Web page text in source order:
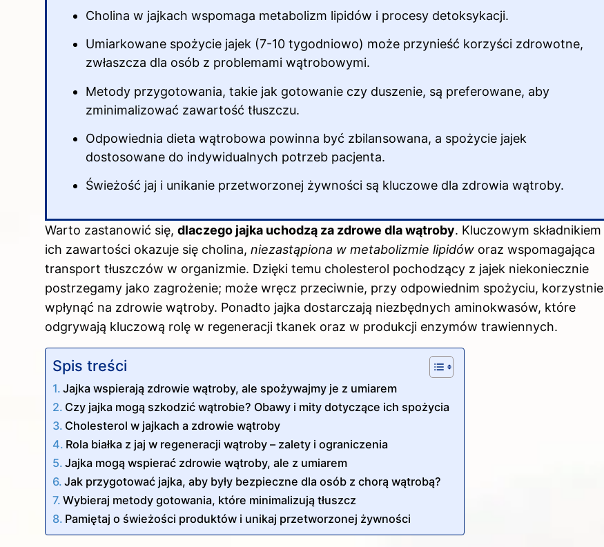
Cholina w jajkach wspomaga metabolizm lipidów i procesy detoksykacji.
Umiarkowane spożycie jajek (7-10 tygodniowo) może przynieść korzyści zdrowotne,
zwłaszcza dla osób z problemami wątrobowymi.
Metody przygotowania, takie jak gotowanie czy duszenie, są preferowane, aby
zminimalizować zawartość tłuszczu.
Odpowiednia dieta wątrobowa powinna być zbilansowana, a spożycie jajek
dostosowane do indywidualnych potrzeb pacjenta.
Świeżość jaj i unikanie przetworzonej żywności są kluczowe dla zdrowia wątroby.
Warto zastanowić się, dlaczego jajka uchodzą za zdrowe dla wątroby. Kluczowym składnikiem
ich zawartości okazuje się cholina, niezastąpiona w metabolizmie lipidów oraz wspomagająca
transport tłuszczów w organizmie. Dzięki temu cholesterol pochodzący z jajek niekoniecznie
postrzegamy jako zagrożenie; może wręcz przeciwnie, przy odpowiednim spożyciu, korzystnie
wpłynąć na zdrowie wątroby. Ponadto jajka dostarczają niezbędnych aminokwasów, które
odgrywają kluczową rolę w regeneracji tkanek oraz w produkcji enzymów trawiennych.
Spis treści
Jajka wspierają zdrowie wątroby, ale spożywajmy je z umiarem
Czy jajka mogą szkodzić wątrobie? Obawy i mity dotyczące ich spożycia
Cholesterol w jajkach a zdrowie wątroby
Rola białka z jaj w regeneracji wątroby – zalety i ograniczenia
Jajka mogą wspierać zdrowie wątroby, ale z umiarem
Jak przygotować jajka, aby były bezpieczne dla osób z chorą wątrobą?
Wybieraj metody gotowania, które minimalizują tłuszcz
Pamiętaj o świeżości produktów i unikaj przetworzonej żywności